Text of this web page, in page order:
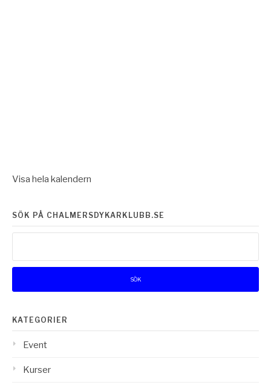
Visa hela kalendern
SÖK PÅ CHALMERSDYKARKLUBB.SE
KATEGORIER
Event
Kurser